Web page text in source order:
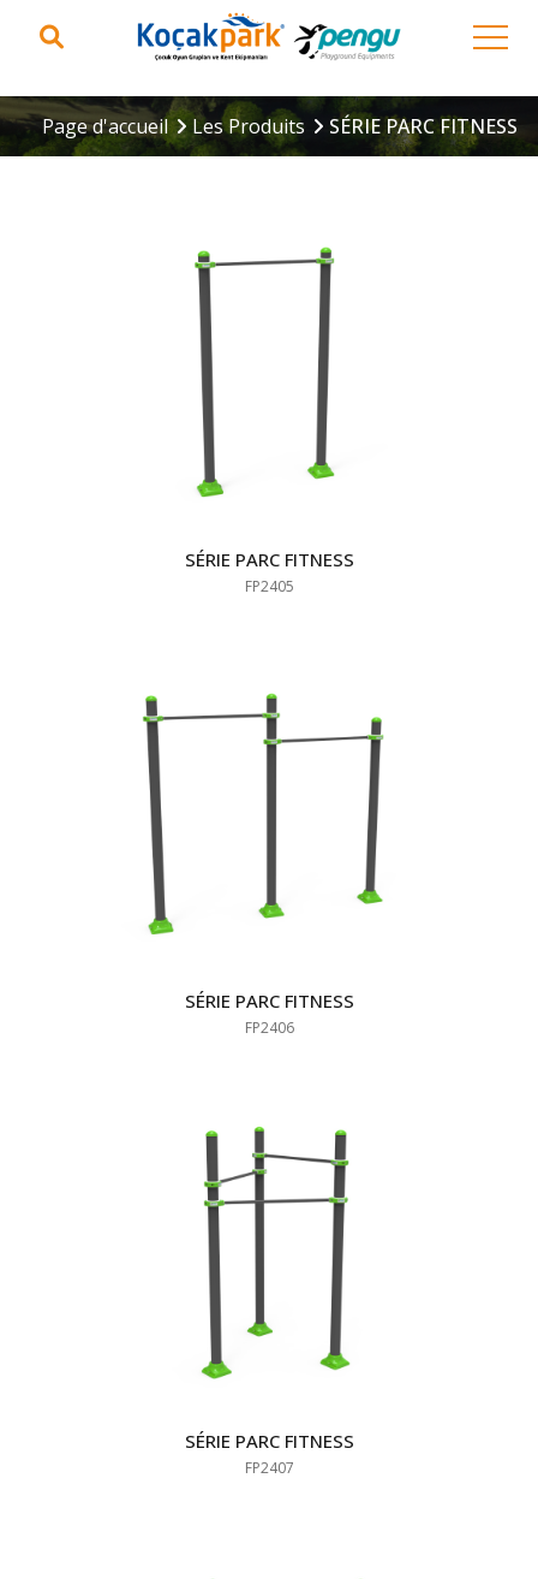
Page d'accueil Les Produits SÉRIE PARC FITNESS
SÉRIE PARC FITNESS
FP2405
SÉRIE PARC FITNESS
FP2406
SÉRIE PARC FITNESS
FP2407